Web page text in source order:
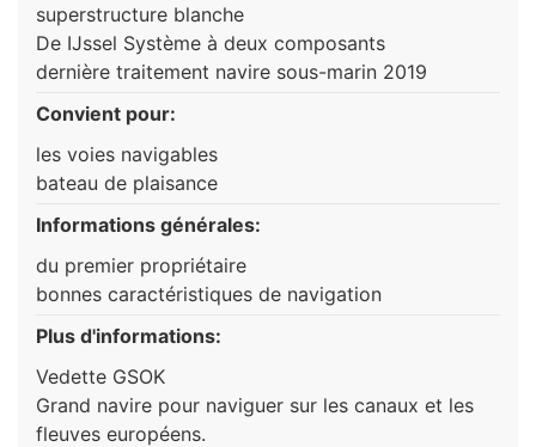
superstructure blanche
De IJssel Système à deux composants
dernière traitement navire sous-marin 2019
Convient pour:
les voies navigables
bateau de plaisance
Informations générales:
du premier propriétaire
bonnes caractéristiques de navigation
Plus d'informations:
Vedette GSOK
Grand navire pour naviguer sur les canaux et les
fleuves européens.